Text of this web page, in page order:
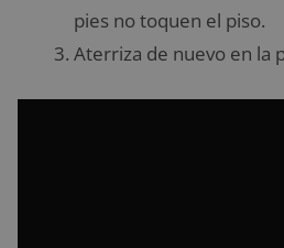
pies no toquen el piso.
Aterriza de nuevo en la